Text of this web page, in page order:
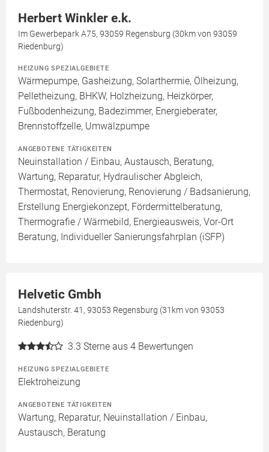
Herbert Winkler e.k.
Im Gewerbepark A75, 93059 Regensburg (30km von 93059
Riedenburg)
HEIZUNG SPEZIALGEBIETE
Wärmepumpe, Gasheizung, Solarthermie, Ölheizung,
Pelletheizung, BHKW, Holzheizung, Heizkörper,
Fußbodenheizung, Badezimmer, Energieberater,
Brennstoffzelle, Umwälzpumpe
ANGEBOTENE TÄTIGKEITEN
Neuinstallation / Einbau, Austausch, Beratung,
Wartung, Reparatur, Hydraulischer Abgleich,
Thermostat, Renovierung, Renovierung / Badsanierung,
Erstellung Energiekonzept, Fördermittelberatung,
Thermografie / Wärmebild, Energieausweis, Vor-Ort
Beratung, Individueller Sanierungsfahrplan (iSFP)
Helvetic Gmbh
Landshuterstr. 41, 93053 Regensburg (31km von 93053
Riedenburg)
3.3 Sterne aus 4 Bewertungen
HEIZUNG SPEZIALGEBIETE
Elektroheizung
ANGEBOTENE TÄTIGKEITEN
Wartung, Reparatur, Neuinstallation / Einbau,
Austausch, Beratung